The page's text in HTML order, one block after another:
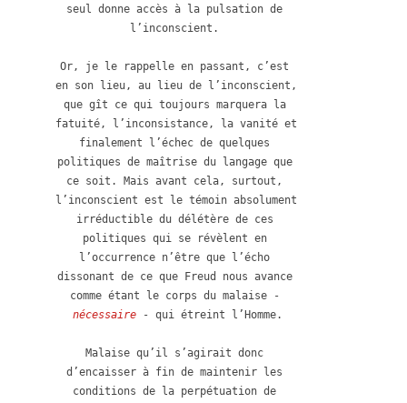
seul donne accès à la pulsation de
l’inconscient.
Or, je le rappelle en passant, c’est
en son lieu, au lieu de l’inconscient,
que gît ce qui toujours marquera la
fatuité, l’inconsistance, la vanité et
finalement l’échec de quelques
politiques de maîtrise du langage que
ce soit. Mais avant cela, surtout,
l’inconscient est le témoin absolument
irréductible du délétère de ces
politiques qui se révèlent en
l’occurrence n’être que l’écho
dissonant de ce que Freud nous avance
nécessaire - qui étreint l’Homme.
Malaise qu’il s’agirait donc
d’encaisser à fin de maintenir les
conditions de la perpétuation de